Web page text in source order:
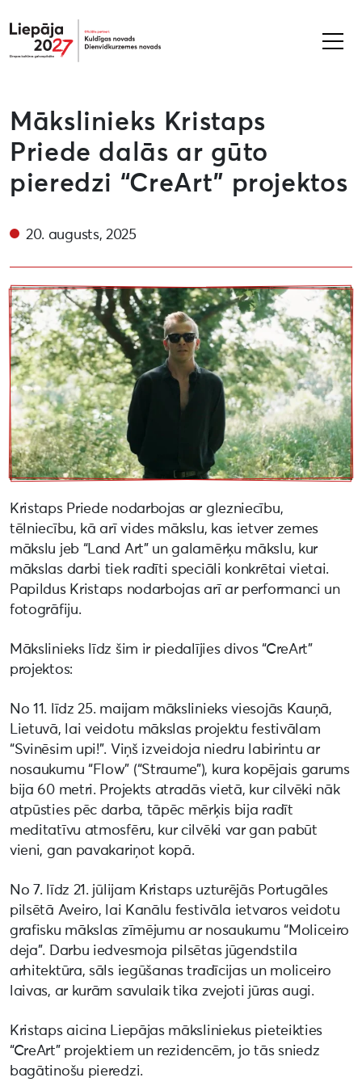
Liepāja2027
Mākslinieks Kristaps
Priede dalās ar gūto
pieredzi “CreArt” projektos
20. augusts, 2025
Kristaps Priede nodarbojas ar glezniecību,
tēlniecību, kā arī vides mākslu, kas ietver zemes
mākslu jeb “Land Art” un galamērķu mākslu, kur
mākslas darbi tiek radīti speciāli konkrētai vietai.
Papildus Kristaps nodarbojas arī ar performanci un
fotogrāfiju.
Mākslinieks līdz šim ir piedalījies divos “CreArt”
projektos:
No 11. līdz 25. maijam mākslinieks viesojās Kauņā,
Lietuvā, lai veidotu mākslas projektu festivālam
“Svinēsim upi!”. Viņš izveidoja niedru labirintu ar
nosaukumu “Flow” (“Straume”), kura kopējais garums
bija 60 metri. Projekts atradās vietā, kur cilvēki nāk
atpūsties pēc darba, tāpēc mērķis bija radīt
meditatīvu atmosfēru, kur cilvēki var gan pabūt
vieni, gan pavakariņot kopā.
No 7. līdz 21. jūlijam Kristaps uzturējās Portugāles
pilsētā Aveiro, lai Kanālu festivāla ietvaros veidotu
grafisku mākslas zīmējumu ar nosaukumu “Moliceiro
deja”. Darbu iedvesmoja pilsētas jūgendstila
arhitektūra, sāls iegūšanas tradīcijas un moliceiro
laivas, ar kurām savulaik tika zvejoti jūras augi.
Kristaps aicina Liepājas māksliniekus pieteikties
“CreArt” projektiem un rezidencēm, jo tās sniedz
bagātinošu pieredzi.